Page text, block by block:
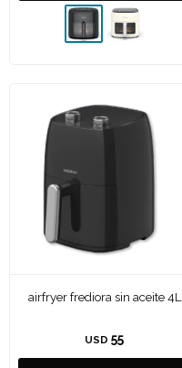
airfryer frediora sin aceite 4L
USD 55